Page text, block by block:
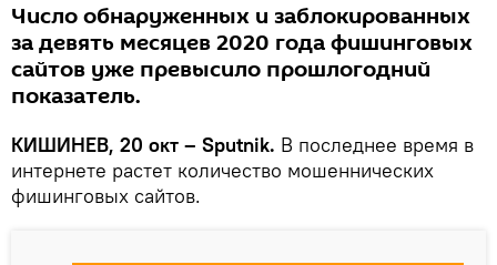
Число обнаруженных и заблокированных
за девять месяцев 2020 года фишинговых
сайтов уже превысило прошлогодний
показатель.
КИШИНЕВ, 20 окт – Sputnik. В последнее время в
интернете растет количество мошеннических
фишинговых сайтов.